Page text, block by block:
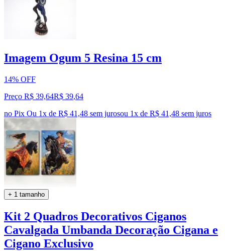
Imagem Ogum 5 Resina 15 cm
14% OFF
Preço R$ 39,64R$ 39,64
no Pix Ou 1x de R$ 41,48 sem jurosou 1x de R$ 41,48 sem juros
+ 1 tamanho
Kit 2 Quadros Decorativos Ciganos
Cavalgada Umbanda Decoração Cigana e
Cigano Exclusivo